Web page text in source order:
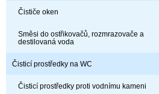
Čističe oken
Směsi do ostřikovačů, rozmrazovače a
destilovaná voda
Čisticí prostředky na WC
Čisticí prostředky proti vodnímu kameni